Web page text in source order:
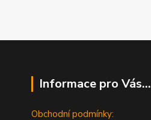
Informace pro Vás...
Obchodní podmínky: